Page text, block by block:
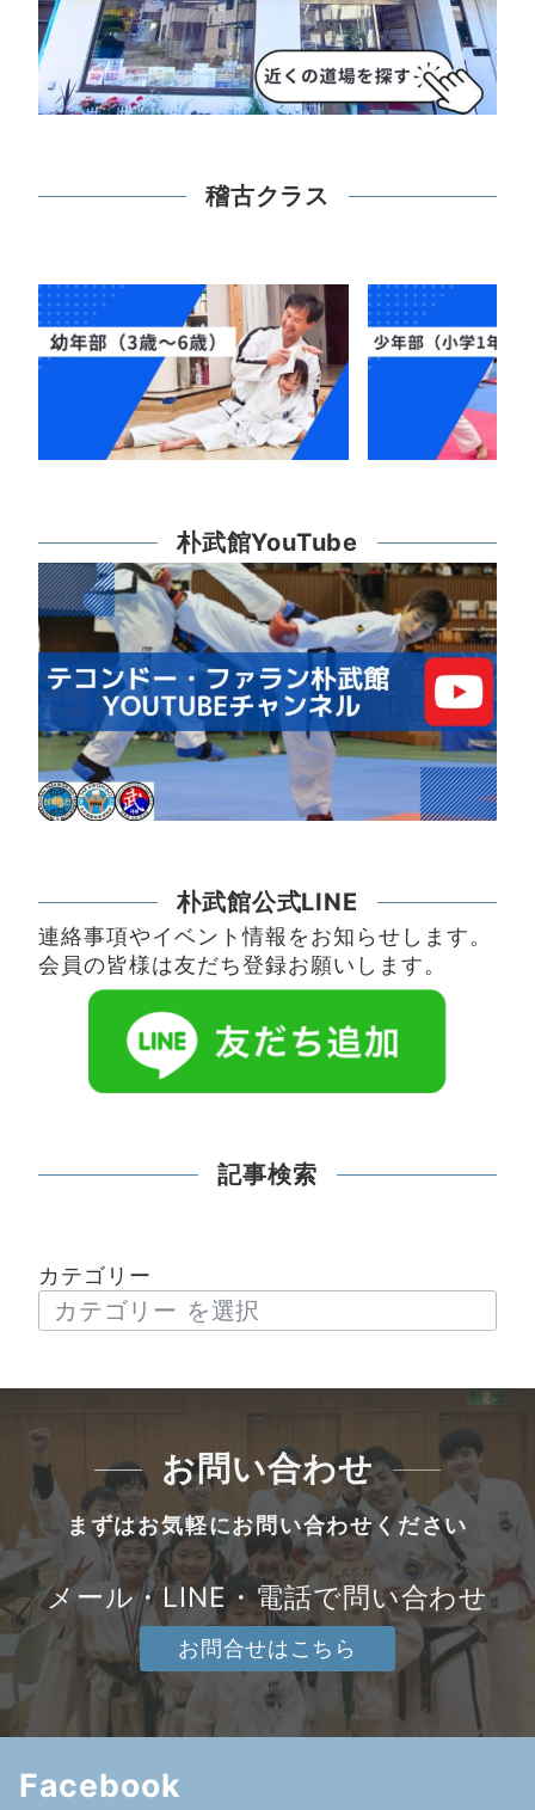
稽古クラス
朴武館YouTube
朴武館公式LINE
連絡事項やイベント情報をお知らせします。
会員の皆様は友だち登録お願いします。
記事検索
カテゴリー
お問い合わせ
まずはお気軽にお問い合わせください
メール・LINE・電話で問い合わせ
お問合せはこちら
Facebook